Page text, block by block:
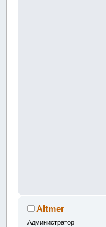
Altmer
Администратор